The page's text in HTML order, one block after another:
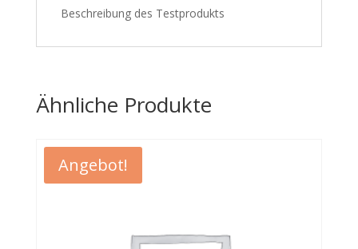
Beschreibung des Testprodukts
Ähnliche Produkte
Angebot!